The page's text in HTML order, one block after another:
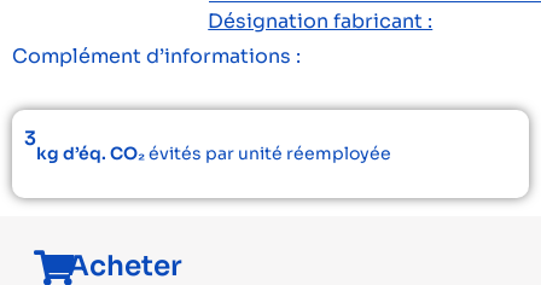
Désignation fabricant :
Complément d’informations :
3
kg d’éq. CO₂évités par unité réemployée
Acheter